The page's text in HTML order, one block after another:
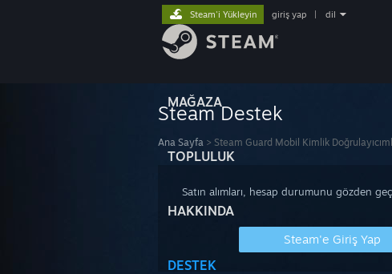
MAĞAZA
TOPLULUK
HAKKINDA
DESTEK
Steam'i Yükleyin giriş yap dil
Steam Destek
Ana Sayfa > Steam Guard Mobil Kimlik
Satın alımları, hesap durumunu gözden
Steam'e Giriş Yap